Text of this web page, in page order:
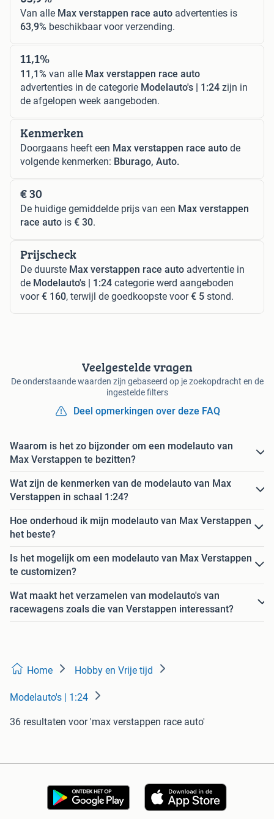
Van alle Max verstappen race auto advertenties is
63,9% beschikbaar voor verzending.
11,1%
11,1% van alle Max verstappen race auto
advertenties in de categorie Modelauto's | 1:24 zijn in
de afgelopen week aangeboden.
Kenmerken
Doorgaans heeft een Max verstappen race auto de
volgende kenmerken: Bburago, Auto.
€ 30
De huidige gemiddelde prijs van een Max verstappen
race auto is € 30.
Prijscheck
De duurste Max verstappen race auto advertentie in
de Modelauto's | 1:24 categorie werd aangeboden
voor€ 160, terwijl de goedkoopste voor€ 5 stond.
Veelgestelde vragen
De onderstaande waarden zijn gebaseerd op je zoekopdracht en de
ingestelde filters
Deel opmerkingen over deze FAQ
Waarom is het zo bijzonder om een modelauto van
Max Verstappen te bezitten?
Wat zijn de kenmerken van de modelauto van Max
Verstappen in schaal 1:24?
Hoe onderhoud ik mijn modelauto van Max Verstappen
het beste?
Is het mogelijk om een modelauto van Max Verstappen
te customizen?
Wat maakt het verzamelen van modelauto's van
racewagens zoals die van Verstappen interessant?
Home Hobby en Vrije tijd
Modelauto's | 1:24
36 resultaten voor 'max verstappen race auto'